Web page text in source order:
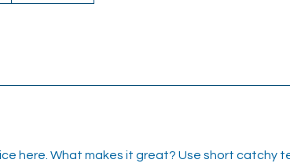
here. What makes it great? Use short catchy